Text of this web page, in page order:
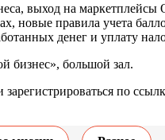
выход на
новые правила учета
денег и уплату
бизнес», большой зал.
по